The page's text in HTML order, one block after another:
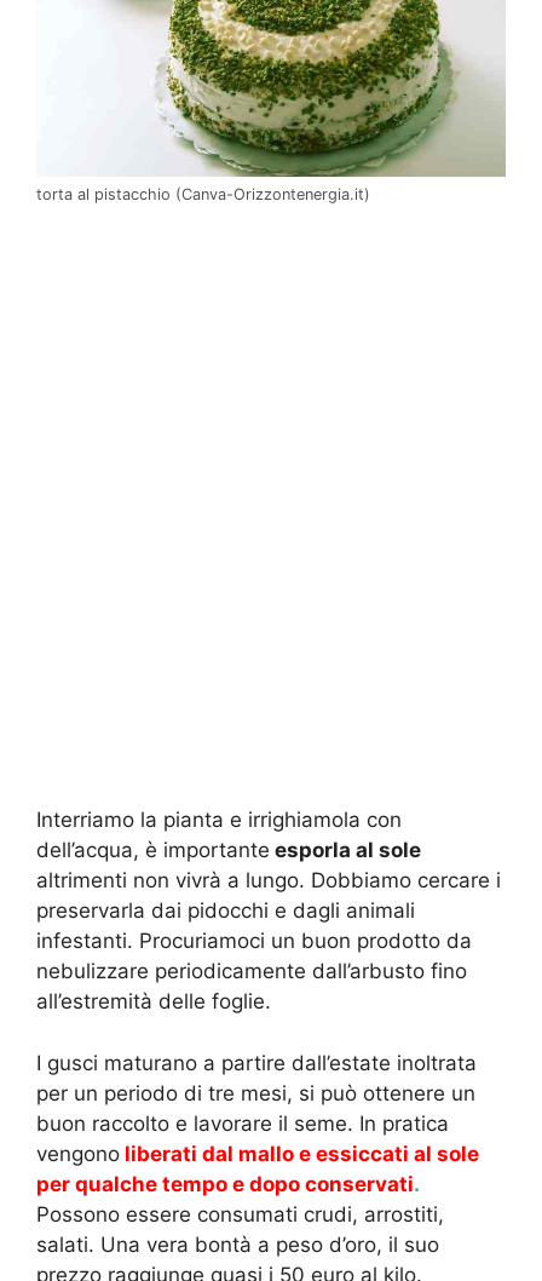
torta al pistacchio (Canva-Orizzontenergia.it)
Interriamo la pianta e irrighiamola con
dell’acqua, è importante esporla al sole
altrimenti non vivrà a lungo. Dobbiamo cercare i
preservarla dai pidocchi e dagli animali
infestanti. Procuriamoci un buon prodotto da
nebulizzare periodicamente dall’arbusto fino
all’estremità delle foglie.
I gusci maturano a partire dall’estate inoltrata
per un periodo di tre mesi, si può ottenere un
buon raccolto e lavorare il seme. In pratica
vengono liberati dal mallo e essiccati al sole
per qualche tempo e dopo conservati.
Possono essere consumati crudi, arrostiti,
salati. Una vera bontà a peso d’oro, il suo
prezzo raggiunge quasi i 50 euro al kilo.